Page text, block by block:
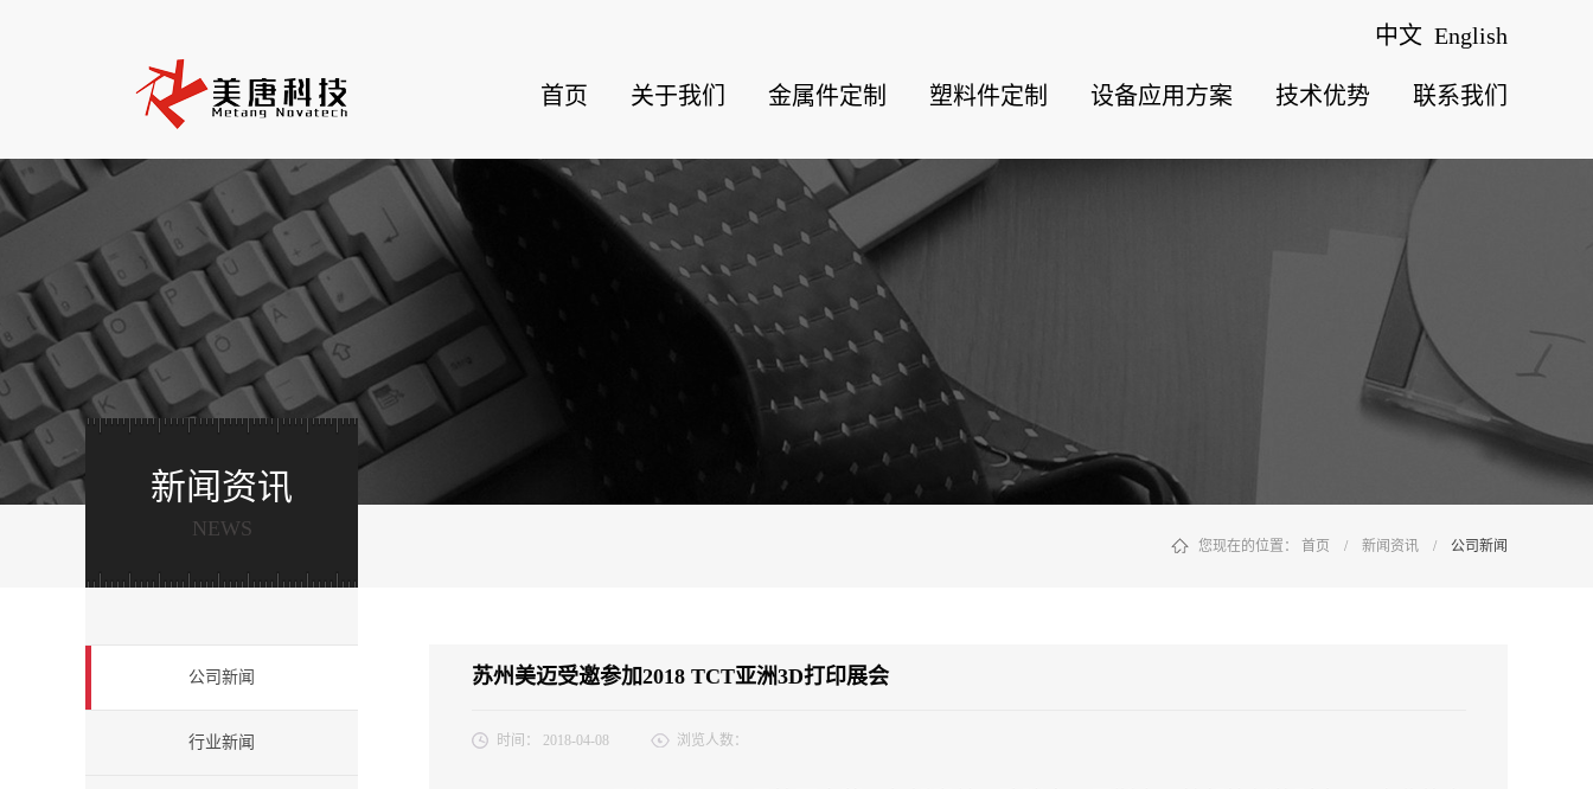
中文 English
首页 关于我们 金属件定制 塑料件定制 设备应用方案 技术优势 联系我们
新闻资讯
NEWS
公司新闻
行业新闻
您现在的位置： 首页 / 新闻资讯 / 公司新闻
苏州美迈受邀参加2018 TCT亚洲3D打印展会
时间： 2018-04-08 浏览人数：